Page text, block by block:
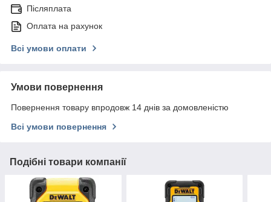
Післяплата
Оплата на рахунок
Всі умови оплати
Умови повернення
Повернення товару впродовж 14 днів за домовленістю
Всі умови повернення
Подібні товари компанії